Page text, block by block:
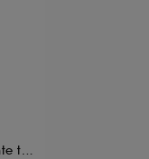
Crème hydra-énergisante toutes peaux